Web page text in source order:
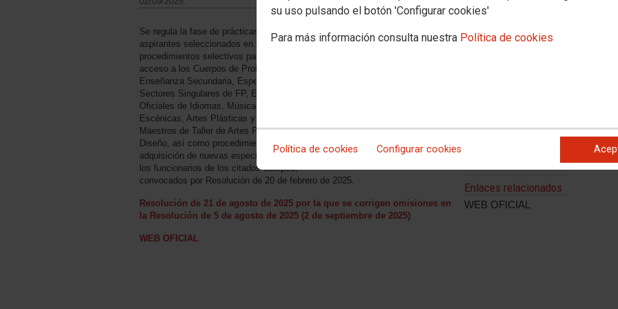
su uso pulsando el botón 'Configurar cookies'
Para más información consulta nuestra Política de cookies
Política de cookies Configurar cookies
Corrección de omisiones
Se regula la fase de prácticas de los
aspirantes seleccionados en los
procedimientos selectivos para ingreso y
acceso a los Cuerpos de Profesores de
Enseñanza Secundaria, Especialistas en
Sectores Singulares de FP, Escuelas
Oficiales de Idiomas, Música y Artes
Escénicas, Artes Plásticas y Diseño y
Maestros de Taller de Artes Plásticas y
Diseño, así como procedimiento para la
adquisición de nuevas especialidades por
los funcionarios de los citados cuerpos,
convocados por Resolución de 20 de febrero de 2025.
Resolución de 21 de agosto de 2025 por la que se corrigen omisiones en
la Resolución de 5 de agosto de 2025 (2 de septiembre de 2025)
WEB OFICIAL
Enlaces relacionados
WEB OFICIAL